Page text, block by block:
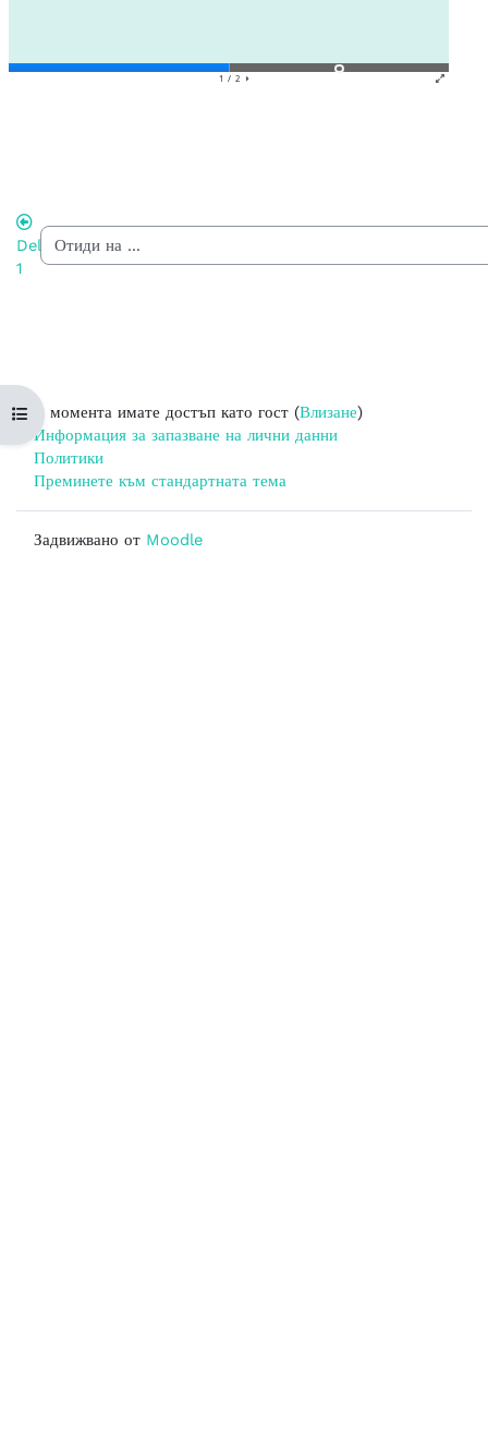
Отваряне на указателя на курса
Del
1
В момента имате достъп като гост (Влизане)
Информация за запазване на лични данни
Политики
Преминете към стандартната тема
Задвижвано от Moodle